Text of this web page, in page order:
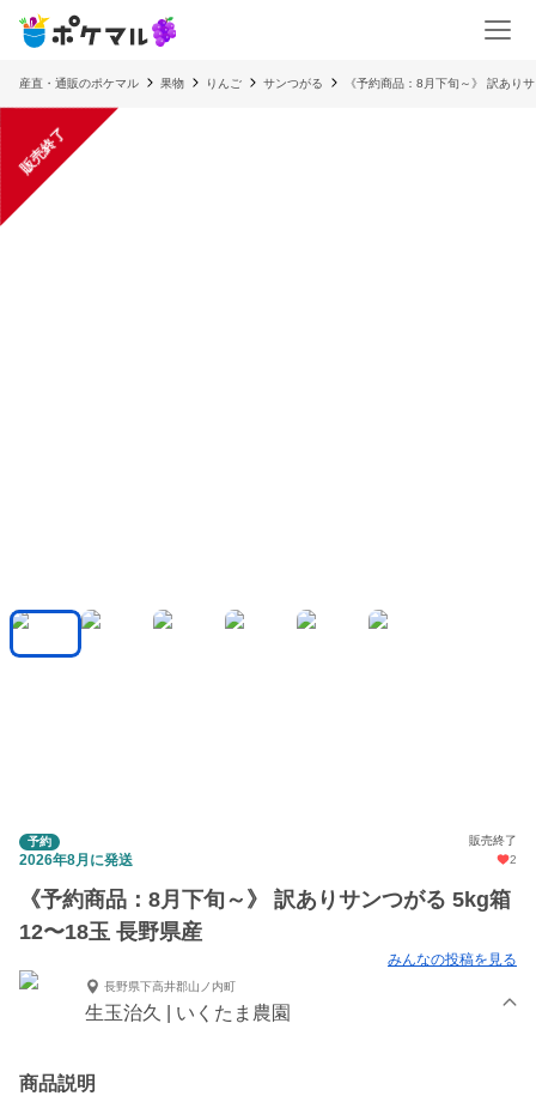
産直・通販のポケマル 果物 りんご サンつがる 《予約商品：8月下旬～》 訳あり
販売終了
予約 販売終了
2026年8月に発送 2
《予約商品：8月下旬～》 訳ありサンつがる 5kg箱
12〜18玉 長野県産
みんなの投稿を見る
長野県下高井郡山ノ内町
生玉治久 | いくたま農園
商品説明